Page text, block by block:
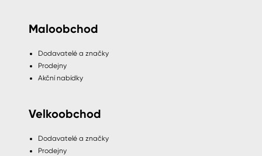
Maloobchod
Dodavatelé a značky
Prodejny
Akční nabídky
Velkoobchod
Dodavatelé a značky
Prodejny